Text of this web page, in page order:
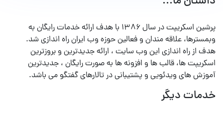
پرشین اسکریپت در سال ۱۳۸۶ با هدف ارائه خدمات رایگان به
وبمسترها، علاقه مندان و فعالین حوزه وب ایران راه اندازی شد.
هدف از راه اندازی این وب سایت ، ارائه جدیدترین و بروزترین
اسکریپت ها، قالب ها و افزونه ها به صورت رایگان ، جدیدترین
آموزش های ویدئویی و پشتیبانی در تالارهای گفتگو می باشد.
خدمات دیگر